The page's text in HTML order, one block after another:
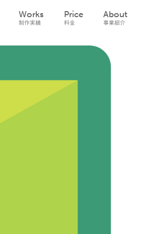
Works
制作実績
Price
料金
About
事業紹介